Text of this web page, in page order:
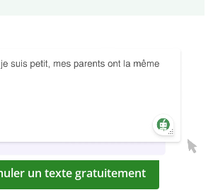
un texte gratuitement